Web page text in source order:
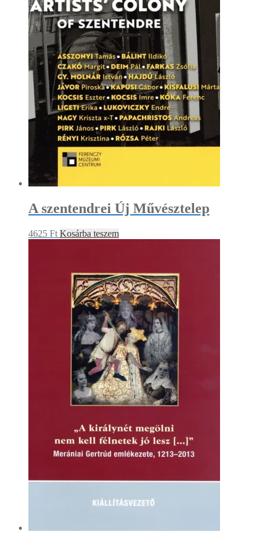
A szentendrei Új Művésztelep
4625 Ft Kosárba teszem